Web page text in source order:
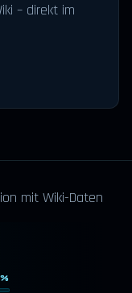
– direkt im
mit Wiki-Daten